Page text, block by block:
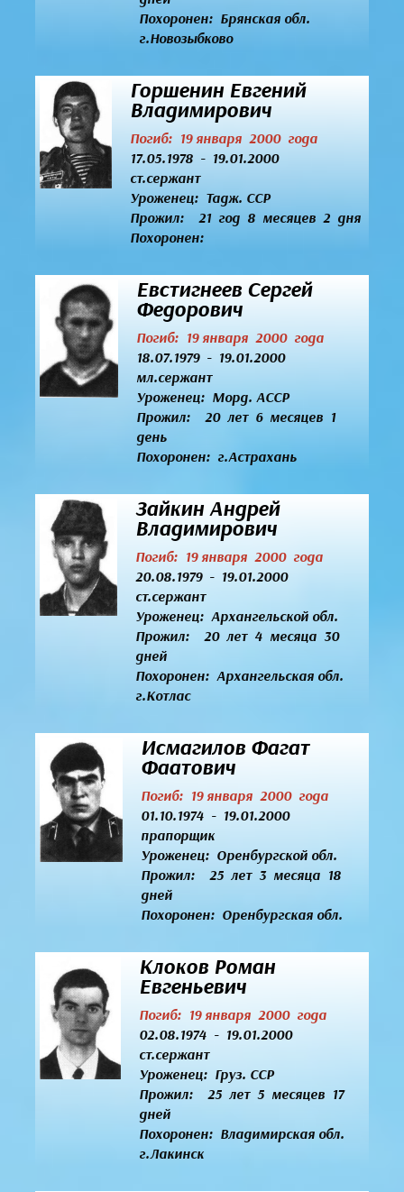
Похоронен: Брянская обл.
г.Новозыбково
Горшенин Евгений
Владимирович
Погиб: 19 января 2000 года
17.05.1978 - 19.01.2000
ст.сержант
Уроженец:Тадж. ССР
Прожил: 21 год 8 месяцев 2 дня
Похоронен:
Евстигнеев Сергей
Федорович
Погиб: 19 января 2000 года
18.07.1979 - 19.01.2000
мл.сержант
Уроженец: Морд. АССР
Прожил: 20 лет 6 месяцев 1
день
Похоронен: г.Астрахань
Зайкин Андрей
Владимирович
Погиб: 19 января 2000 года
20.08.1979 - 19.01.2000
ст.сержант
Уроженец: Архангельской обл.
Прожил: 20 лет 4 месяца 30
дней
Похоронен: Архангельская обл.
г.Котлас
Исмагилов Фагат
Фаатович
Погиб: 19 января 2000 года
01.10.1974 - 19.01.2000
прапорщик
Уроженец:Оренбургской обл.
Прожил: 25 лет 3 месяца 18
дней
Похоронен: Оренбургская обл.
Клоков Роман
Евгеньевич
Погиб: 19 января 2000 года
02.08.1974 - 19.01.2000
ст.сержант
Уроженец: Груз. ССР
Прожил: 25 лет 5 месяцев 17
дней
Похоронен: Владимирская обл.
г.Лакинск